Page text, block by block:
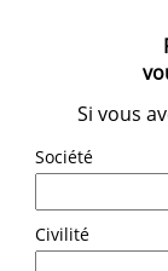
Si vous
Société
Civilité